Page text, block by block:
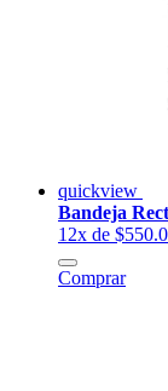
quickview
Bandeja
12x de
Comprar